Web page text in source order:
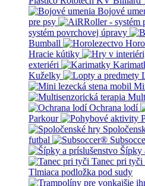
Bojové
pre psy
systém povrchovej úpravy
Bumball
Hracie kútiky
exteriéri
Kuželky
Ochrana lodí
Parkour
futbal
Šípky
Tanec pri tyči
Tlmiaca podložka pod sudy